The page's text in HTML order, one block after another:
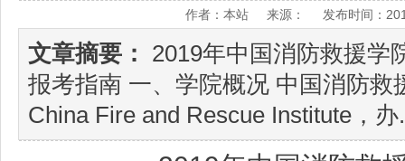
作者：本站 来源： 发布时间：
文章摘要：
2019年中国消防救援学
报考指南 一、学院概况 中国消防救
China Fire and Rescue Institute，办